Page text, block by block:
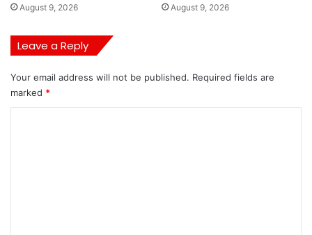
August 9, 2026 August 9, 2026
Leave a Reply
Your email address will not be published. Required fields are
marked *